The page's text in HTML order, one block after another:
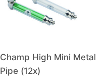
Champ High Mini Metal
Pipe (12x)